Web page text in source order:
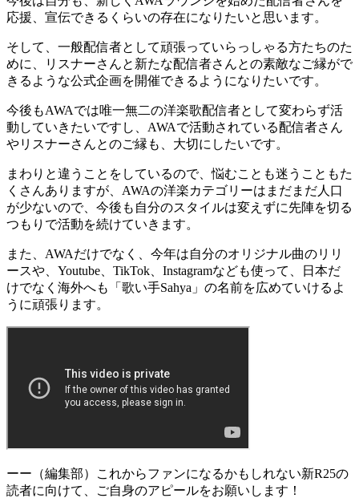
応援、宣伝できるくらいの存在になりたいと思います。
そして、一般配信者として頑張っていらっしゃる方たちのた
めに、リスナーさんと新たな配信者さんとの素敵なご縁がで
きるような公式企画を開催できるようになりたいです。
今後もAWAでは唯一無二の洋楽歌配信者として変わらず活
動していきたいですし、AWAで活動されている配信者さん
やリスナーさんとのご縁も、大切にしたいです。
まわりと違うことをしているので、悩むことも迷うこともた
くさんありますが、AWAの洋楽カテゴリーはまだまだ人口
が少ないので、 今後も自分のスタイルは変えずに先陣を切る
つもりで活動を続けていきます。
また、AWAだけでなく、今年は自分のオリジナル曲のリリ
ースや、Youtube、TikTok、Instagramなども使って、
日本だ
けでなく海外へも「歌い手Sahya」の名前を広めていけるよ
うに頑張ります。
ーー（編集部）
これからファンになるかもしれない新R25の
読者に向けて、ご自身のアピールをお願いします！